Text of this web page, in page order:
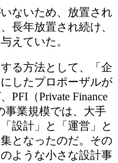
ないため、放置され
長年放置され続け、
えていた。
る方法として、「企
したプロポーザルが
PFI（Private Finance
事業規模では、大手
設計」と「運営」と
となったのだ。その
ような小さな設計事